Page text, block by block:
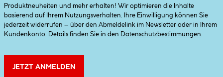
Produktneuheiten und mehr erhalten! Wir optimieren die Inhalte
basierend auf Ihrem Nutzungsverhalten. Ihre Einwilligung können Sie
jederzeit widerrufen – über den Abmeldelink im Newsletter oder in Ihrem
Kundenkonto. Details finden Sie in den
Datenschutzbestimmungen
JETZT ANMELDEN